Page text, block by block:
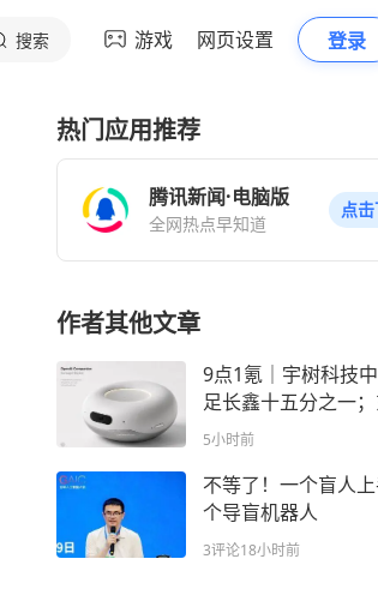
搜索 游戏 网页设置 登录
热门应用推荐
腾讯新闻·电脑版
全网热点早知道
点
作者其他文章
9点1氪｜宇树科技
足长鑫十五分之一；
布提前14天可免费退
5小时前
不等了！一个盲人
个导盲机器人
3评论18小时前